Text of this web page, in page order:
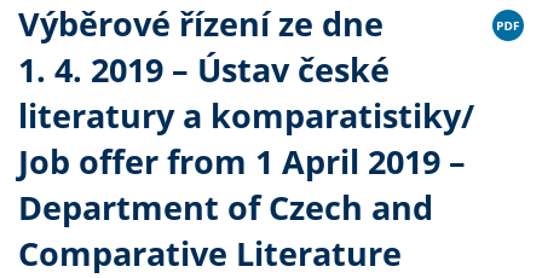
Výběrové řízení ze dne
1. 4. 2019 – Ústav české
literatury a komparatistiky/
Job offer from 1 April 2019 –
Department of Czech and
Comparative Literature